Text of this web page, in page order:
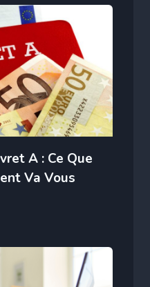
A : Ce Que
Va Vous